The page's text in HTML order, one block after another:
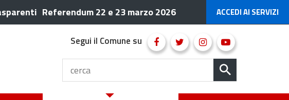
Referendum 22 e 23 marzo 2026 ACCEDI AI SERVIZI
Segui il Comune su